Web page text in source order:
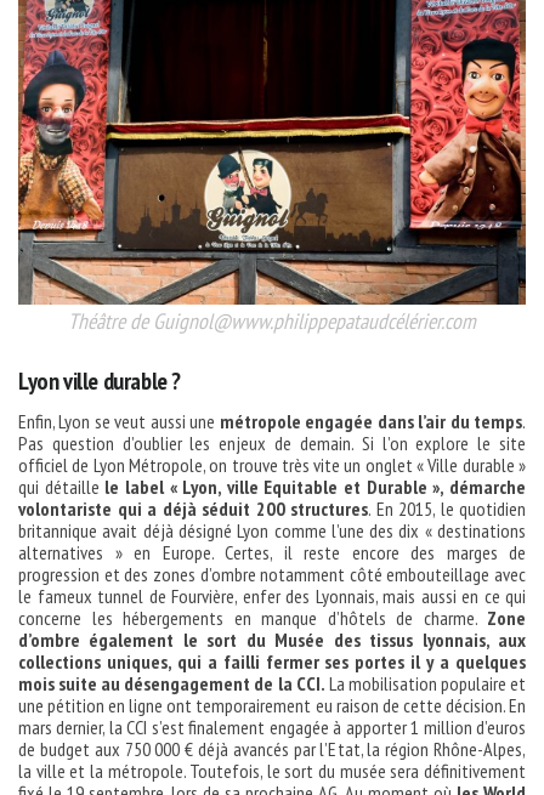
Théâtre de Guignol@www.philippepataudcélérier.com
Lyon ville durable ?
Enfin, Lyon se veut aussi une métropole engagée dans l’air du temps.
Pas question d’oublier les enjeux de demain. Si l’on explore le site
officiel de Lyon Métropole, on trouve très vite un onglet « Ville durable »
qui détaille le label « Lyon, ville Equitable et Durable », démarche
volontariste qui a déjà séduit 200 structures. En 2015, le quotidien
britannique avait déjà désigné Lyon comme l’une des dix « destinations
alternatives » en Europe. Certes, il reste encore des marges de
progression et des zones d’ombre notamment côté embouteillage avec
le fameux tunnel de Fourvière, enfer des Lyonnais, mais aussi en ce qui
concerne les hébergements en manque d’hôtels de charme. Zone
d’ombre également le sort du Musée des tissus lyonnais, aux
collections uniques, qui a failli fermer ses portes il y a quelques
mois suite au désengagement de la CCI. La mobilisation populaire et
une pétition en ligne ont temporairement eu raison de cette décision. En
mars dernier, la CCI s’est finalement engagée à apporter 1 million d’euros
de budget aux 750 000 € déjà avancés par l’Etat, la région Rhône-Alpes,
la ville et la métropole. Toutefois, le sort du musée sera définitivement